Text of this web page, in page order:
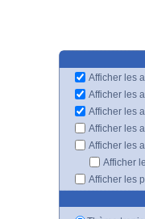
Afficher les
Afficher les
Afficher les
Afficher les
Afficher les
Afficher
Afficher les